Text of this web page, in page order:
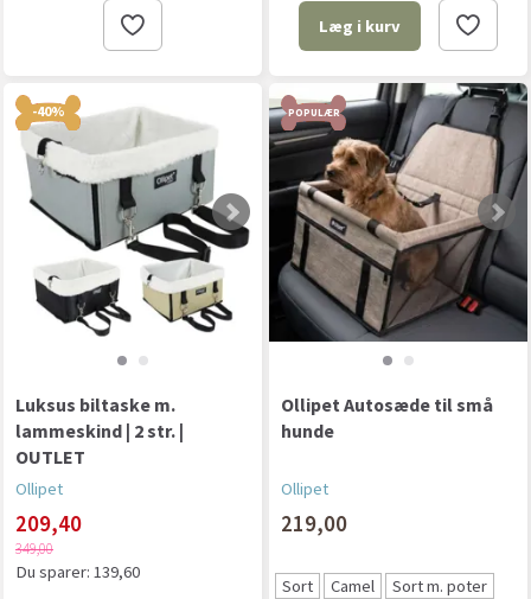
Læg i kurv
-40%
Luksus biltaske m.
lammeskind | 2 str. |
OUTLET
Ollipet
209,40
349,00
Du sparer: 139,60
POPULÆR
Ollipet Autosæde til små
hunde
Ollipet
219,00
Sort Camel
Sort m. poter